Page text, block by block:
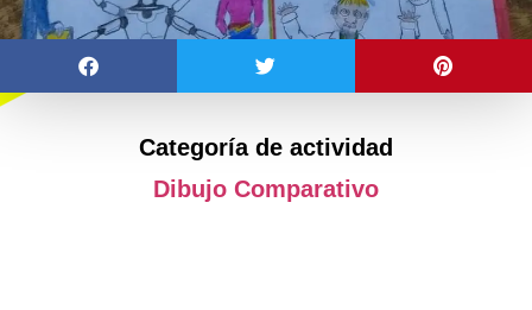
Categoría de actividad
Dibujo Comparativo